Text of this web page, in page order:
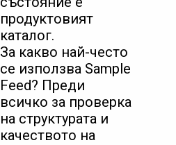
продуктовият
каталог.
За какво най-често
се използва Sample
Feed? Преди
всичко за проверка
на структурата и
качеството на